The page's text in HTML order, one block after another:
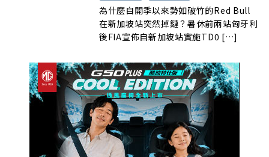
為什麼自開季以來勢如破竹的Red Bull
在新加坡站突然掉鏈？暑休前兩站匈牙利
後FIA宣佈自新加坡站實施TD0 […]